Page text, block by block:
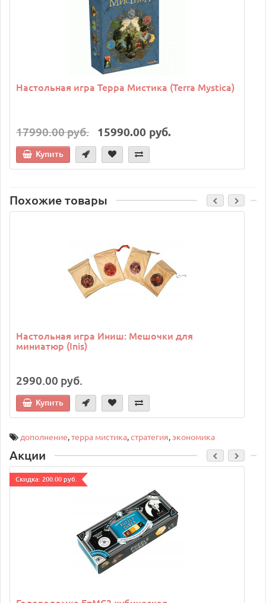
Настольная игра Терра Мистика (Terra Mystica)
17990.00 руб. 15990.00 руб.
Купить
Похожие товары
Настольная игра Иниш: Мешочки для
миниатюр (Inis)
2990.00 руб.
Купить
дополнение,терра мистика,стратегия, экономика
Акции
Cкидка: 200.00 руб.